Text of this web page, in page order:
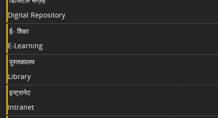
Digital Repository
ई- शिक्षा
E-Learning
पुस्तकालय
Library
इन्ट्रानेट
Intranet